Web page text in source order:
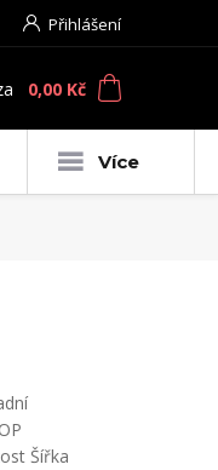
Přihlášení
0,00 Kč
Více
Šířka